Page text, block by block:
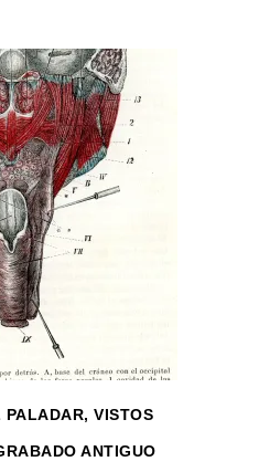
PALADAR, VISTOS
ANTIGUO